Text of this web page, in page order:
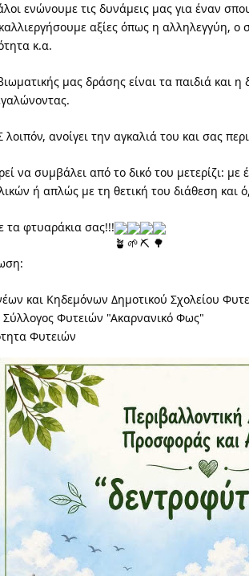
ενώνουμε τις δυνάμεις μας για έναν
αξίες όπως η αλληλεγγύη,
κ.α.
μας δράσης είναι τα παιδιά
ανοίγει την αγκαλιά του και σας
να συμβάλει από το δικό του μετερίζι:
ή απλώς με τη θετική του διάθεση και
τα φτυαράκια σας!!!
και Κηδεμόνων Δημοτικού Σχολείου
Σύλλογος Φυτειών "Ακαρνανικό Φως"
Φυτειών